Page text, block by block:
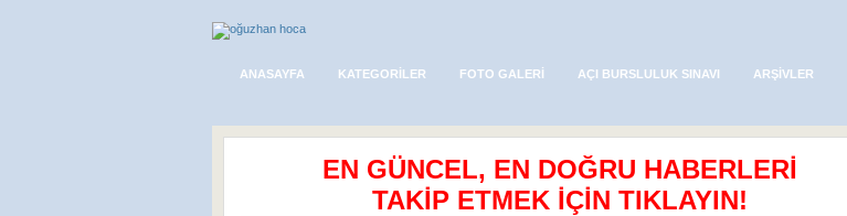
ANASAYFA KATEGORILER FOTO GALERI AÇI BURSLULUK SINAVI ARŞIVLER
EN GÜNCEL, EN DOĞRU HABERLERİ
TAKİP ETMEK İÇİN TIKLAYIN!